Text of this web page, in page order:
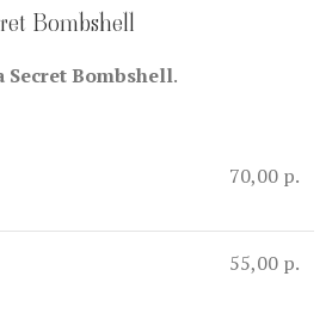
Bombshell
Secret Bombshell.
70,00 р.
55,00 р.